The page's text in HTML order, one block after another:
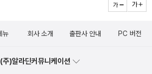
저자는 말한다. 남성성의 시시껄렁한 농담
는 관계가 남성 간에도 가능하다는 것을 책
는 합창이라는 사교활동을 통해 서로 다른
짓밟힌 사람빛을 되찾자고 나서는 사람들
수 있는데, 이 꾸러미에 담긴 줄거리 가운
. 온누리 모든 나라를 보면, “아이를 나라
뉴 회사 소개 출판사 안내 PC 버전
(주)알라딘커뮤니케이션